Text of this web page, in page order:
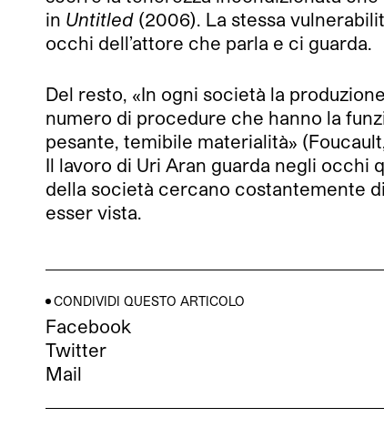
in Untitled (2006). La stessa
occhi dell’attore che parla e ci guarda.
Del resto, «In ogni società la
numero di procedure che hanno la
pesante, temibile materialità»
Il lavoro di Uri Aran guarda negli occhi
della società cercano costantemente
esser vista.
CONDIVIDI QUESTO ARTICOLO
Facebook
Twitter
Mail